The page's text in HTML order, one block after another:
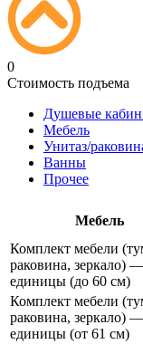
0
Стоимость подъема
Душевые
Мебель
Унитаз/
Ванны
Прочее
Мебель
Комплект мебели
раковина, зеркало)
единицы (до 60 см)
Комплект мебели
раковина, зеркало)
единицы (от 61 см)